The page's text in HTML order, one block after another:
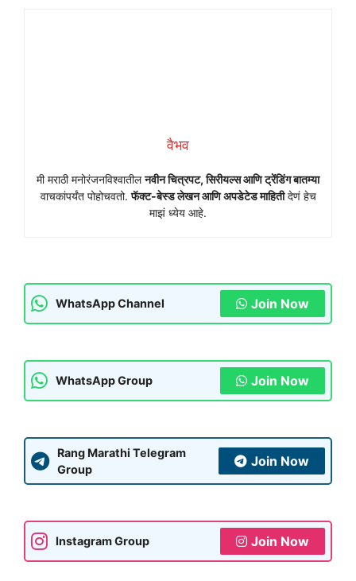
वैभव
मी मराठी मनोरंजनविश्वातीलनवीन चित्रपट, सिरीयल्स आणि ट्रेंडिंग बातम्या
वाचकांपर्यंत पोहोचवतो.फॅक्ट-बेस्ड लेखन आणि अपडेटेड माहितीदेणं हेच
माझं ध्येय आहे.
WhatsApp Channel Join Now
WhatsApp Group Join Now
Rang Marathi Telegram
Group
Join Now
Instagram Group Join Now